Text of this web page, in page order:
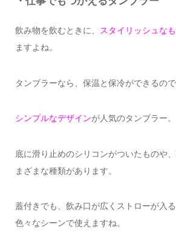
飲み物を飲むときに、 スタイリッシュな
ますよね。
タンブラーなら、保温と保冷ができるので
シンプルなデザインが人気のタンブラー。
底に滑り止めのシリコンがついたものや
まざまな種類があります。
蓋付きでも、飲み口が広くストローが入る
色々なシーンで使えますね。